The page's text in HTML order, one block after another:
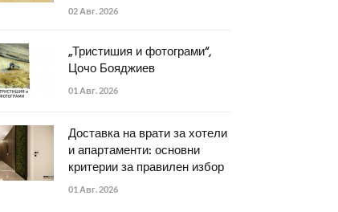
02 Авг. 2026
„Тристишия и фотограми“,
Цочо Бояджиев
01 Авг. 2026
Доставка на врати за хотели
и апартаменти: основни
критерии за правилен избор
01 Авг. 2026